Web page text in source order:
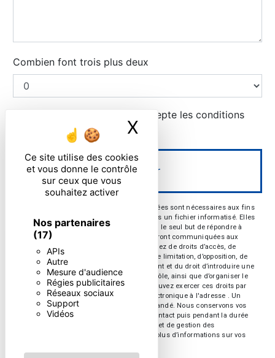
Ce site utilise des cookies
et vous donne le contrôle
sur ceux que vous
souhaitez activer
Nos partenaires
(17)
APIs
Autre
Mesure d'audience
Régies publicitaires
Réseaux sociaux
Support
Vidéos
X Masquer le
Combien font trois plus deux
En cochant cette case, j'accepte les conditions
particulières ci-dessous **
Envoyer
** Les données personnelles communiquées sont nécessaires aux fins
de vous contacter et sont enregistrées dans un fichier informatisé. Elles
sont destinées à et ses sous-traitants dans le seul but de répondre à
votre message. Les données collectées seront communiquées aux
seuls destinataires suivants: . Vous disposez de droits d’accès, de
rectification, d’effacement, de portabilité, de limitation, d’opposition, de
retrait de votre consentement à tout moment et du droit d’introduire une
réclamation auprès d’une autorité de contrôle, ainsi que d’organiser le
sort de vos données post-mortem. Vous pouvez exercer ces droits par
voie postale à l'adresse ou par courrier électronique à l'adresse . Un
justificatif d'identité pourra vous être demandé. Nous conservons vos
données pendant la période de prise de contact puis pendant la durée
de prescription légale aux fins probatoires et de gestion des
contentieux. Consultez le site cnil.fr pour plus d’informations sur vos